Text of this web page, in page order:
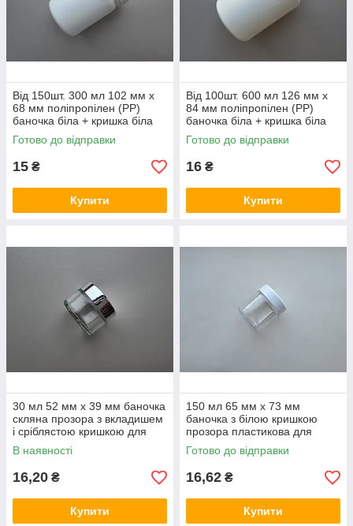
Від 150шт. 300 мл 102 мм х
68 мм поліпропілен (PP)
баночка біла + кришка біла
Готово до відправки
15 ₴
Купити
Від 100шт. 600 мл 126 мм х
84 мм поліпропілен (PP)
баночка біла + кришка біла
Готово до відправки
16 ₴
Купити
30 мл 52 мм х 39 мм баночка
скляна прозора з вкладишем
і сріблястою кришкою для
кремів, сипучих матеріалів
В наявності
16,20 ₴
Купити
150 мл 65 мм х 73 мм
баночка з білою кришкою
прозора пластикова для
кремів, сипучих матеріалів з
білою кришкою
Готово до відправки
16,62 ₴
Купити